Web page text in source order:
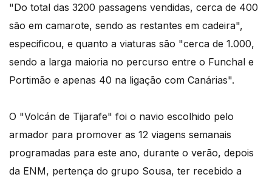
"Do total das 3200 passagens vendidas, cerca de 400
são em camarote, sendo as restantes em cadeira",
especificou, e quanto a viaturas são "cerca de 1.000,
sendo a larga maioria no percurso entre o Funchal e
Portimão e apenas 40 na ligação com Canárias".
O "Volcán de Tijarafe" foi o navio escolhido pelo
armador para promover as 12 viagens semanais
programadas para este ano, durante o verão, depois
da ENM, pertença do grupo Sousa, ter recebido a